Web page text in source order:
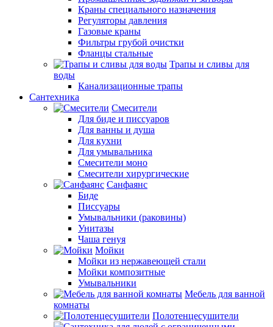
Краны специального назначения
Регуляторы давления
Газовые краны
Фильтры грубой очистки
Фланцы стальные
Трапы и сливы для
воды
Канализационные трапы
Сантехника
Смесители
Для биде и писсуаров
Для ванны и душа
Для кухни
Для умывальника
Смесители моно
Смесители хирургические
Санфаянс
Биде
Писсуары
Умывальники (раковины)
Унитазы
Чаша генуя
Мойки
Мойки из нержавеющей стали
Мойки композитные
Умывальники
Мебель для ванной
комнаты
Полотенцесушители